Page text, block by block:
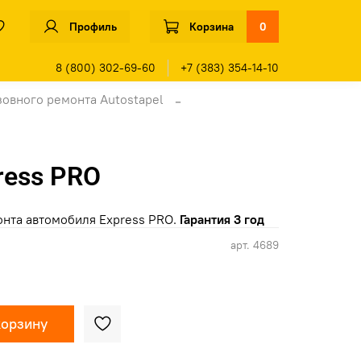
Профиль Корзина 0
8 (800) 302-69-60 +7 (383) 354-14-10
ремонта Autostapel
арт. 4689
PRO
автомобиля Express PRO. Гарантия 3 год